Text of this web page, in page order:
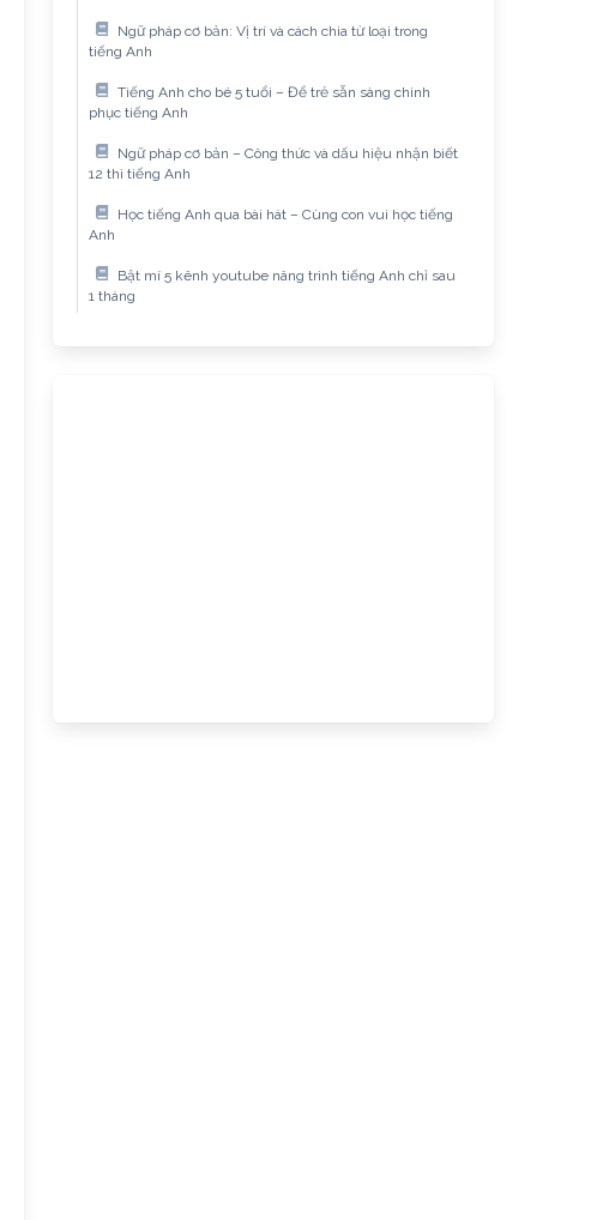
Ngữ pháp cơ bản: Vị trí và cách chia từ loại trong
tiếng Anh
Tiếng Anh cho bé 5 tuổi – Để trẻ sẵn sàng chinh
phục tiếng Anh
Ngữ pháp cơ bản – Công thức và dấu hiệu nhận biết
12 thì tiếng Anh
Học tiếng Anh qua bài hát – Cùng con vui học tiếng
Anh
Bật mí 5 kênh youtube nâng trình tiếng Anh chỉ sau
1 tháng